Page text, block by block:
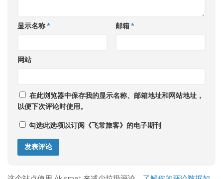
显示名称* 邮箱*
网站
在此浏览器中保存我的显示名称、邮箱地址和网站地址，
以便下次评论时使用。
勾选此选项以订阅《飞常旅客》的电子期刊